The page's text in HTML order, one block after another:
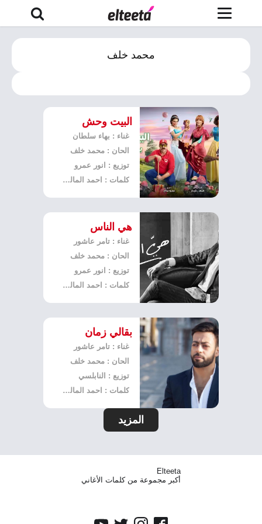
محمد خلف
البيت وحش
غناء : بهاء سلطان
الحان : محمد خلف
توزيع : انور عمرو
كلمات : احمد المالكي
هي الناس
غناء : تامر عاشور
الحان : محمد خلف
توزيع : انور عمرو
كلمات : احمد المالكي
بقالي زمان
غناء : تامر عاشور
الحان : محمد خلف
توزيع : النابلسي
كلمات : احمد المالكي
المزيد
Elteeta
أكبر مجموعة من كلمات الأغاني